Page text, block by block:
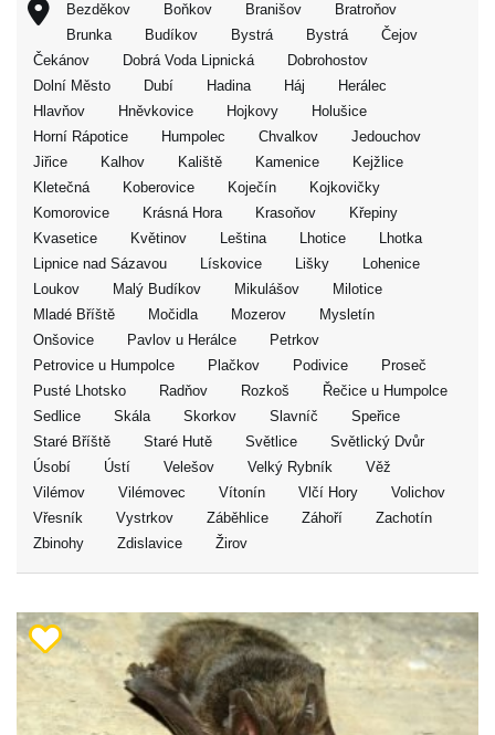
Bezděkov Boňkov Branišov
Bratroňov
Brunka
Budíkov Bystrá Bystrá
Čejov
Čekánov
Dobrá Voda Lipnická
Dobrohostov
Dolní Město
Dubí Hadina Háj
Herálec
Hlavňov
Hněvkovice Hojkovy
Holušice
Horní Rápotice
Humpolec Chvalkov
Jedouchov
Jiřice
Kalhov Kaliště Kamenice
Kejžlice
Kletečná
Koberovice Koječín
Kojkovičky
Komorovice
Krásná Hora Krasoňov
Křepiny
Kvasetice
Květinov Leština Lhotice
Lhotka
Lipnice nad Sázavou
Lískovice Lišky
Lohenice
Loukov
Malý Budíkov Mikulášov
Milotice
Mladé Bříště
Močidla Mozerov
Mysletín
Onšovice
Pavlov u Herálce
Petrkov
Petrovice u Humpolce
Plačkov Podivice
Proseč
Pusté Lhotsko
Radňov Rozkoš
Řečice u Humpolce
Sedlice
Skála Skorkov Slavníč
Speřice
Staré Bříště
Staré Hutě Světlice
Světlický Dvůr
Úsobí
Ústí Velešov Velký Rybník
Věž
Vilémov
Vilémovec Vítonín Vlčí Hory
Volichov
Vřesník
Vystrkov Záběhlice Záhoří
Zachotín
Zbinohy
Zdislavice Žirov